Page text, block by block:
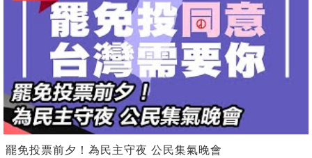
罷免投票前夕！為民主守夜 公民集氣晚會